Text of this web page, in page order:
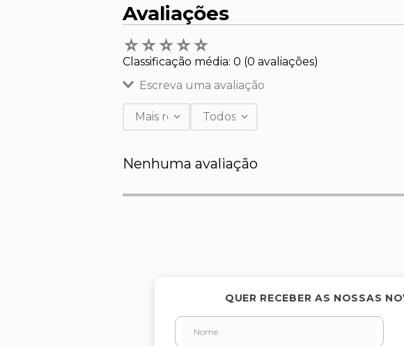
Avaliações
☆☆☆☆☆
Classificação média: 0 (0 avaliações)
Escreva uma avaliação
Título
Endereço de email
Mais recentesTodos
Nenhuma avaliação
QUER RECEBER AS NOSSAS